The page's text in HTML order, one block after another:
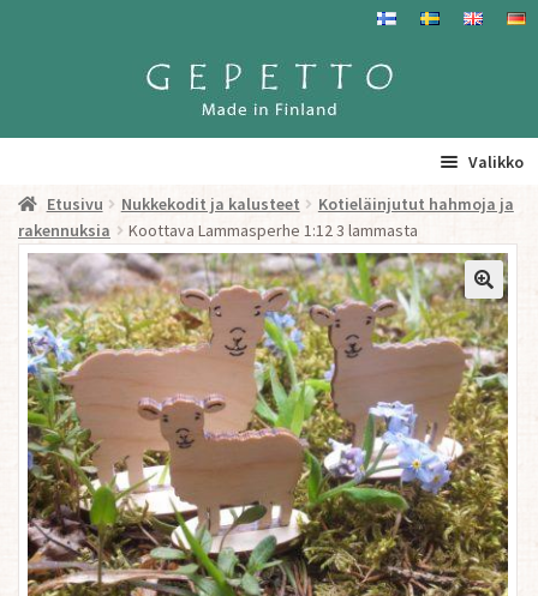
Siirry
Siirry
Valikko
Etusivu
Tuotteet
Yhteystiedot/ Gepetosta
Jälleenmyyjät ja agentit
Tavataan täällä
Gepetto Jälleenmyyjille
Etusivu Nukkekodit ja kalusteet
Kotieläinjutut hahmoja ja
rakennuksia
Koottava Lammasperhe 1:12 3 lammasta